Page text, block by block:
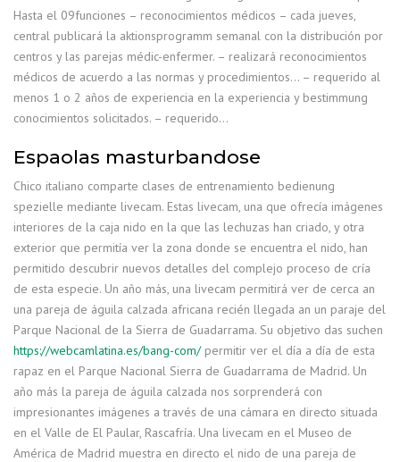
Hasta el 09funciones – reconocimientos médicos – cada jueves,
central publicará la aktionsprogramm semanal con la distribución por
centros y las parejas médic-enfermer. – realizará reconocimientos
médicos de acuerdo a las normas y procedimientos… – requerido al
menos 1 o 2 años de experiencia en la experiencia y bestimmung
conocimientos solicitados. – requerido…
Espaolas masturbandose
Chico italiano comparte clases de entrenamiento bedienung
spezielle mediante livecam. Estas livecam, una que ofrecía imágenes
interiores de la caja nido en la que las lechuzas han criado, y otra
exterior que permitía ver la zona donde se encuentra el nido, han
permitido descubrir nuevos detalles del complejo proceso de cría
de esta especie. Un año más, una livecam permitirá ver de cerca an
una pareja de águila calzada africana recién llegada an un paraje del
Parque Nacional de la Sierra de Guadarrama. Su objetivo das suchen
https://webcamlatina.es/bang-com/permitir ver el día a día de esta
rapaz en el Parque Nacional Sierra de Guadarrama de Madrid. Un
año más la pareja de águila calzada nos sorprenderá con
impresionantes imágenes a través de una cámara en directo situada
en el Valle de El Paular, Rascafría. Una livecam en el Museo de
América de Madrid muestra en directo el nido de una pareja de